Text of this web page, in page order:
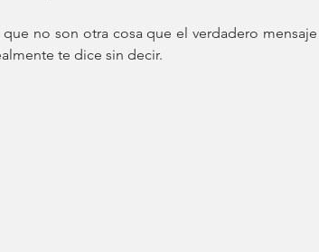
no son otra cosa que el verdadero mensaje
te dice sin decir.